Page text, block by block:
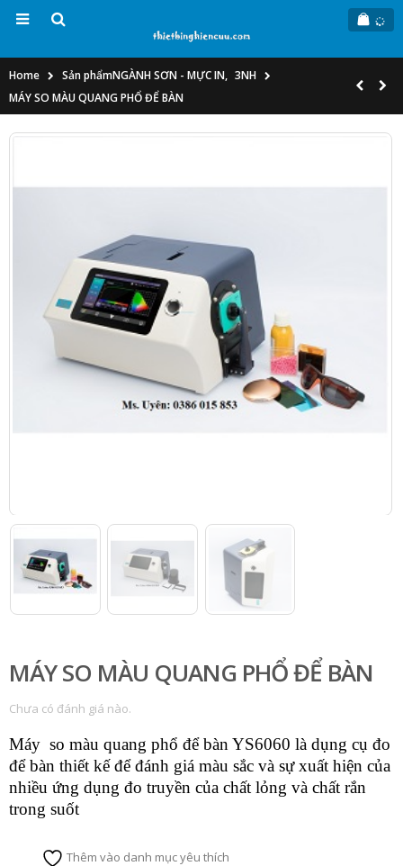
Home Sản phẩmNGÀNH SƠN - MỰC IN, 3NH
MÁY SO MÀU QUANG PHỔ ĐỂ BÀN
MÁY SO MÀU QUANG PHỔ ĐỂ BÀN
Chưa có đánh giá nào.
Máy so màu quang phổ để bàn YS6060 là dụng cụ đo
để bàn thiết kế để đánh giá màu sắc và sự xuất hiện của
nhiều ứng dụng đo truyền của chất lỏng và chất rắn
trong suốt
Thêm vào danh mục yêu thích